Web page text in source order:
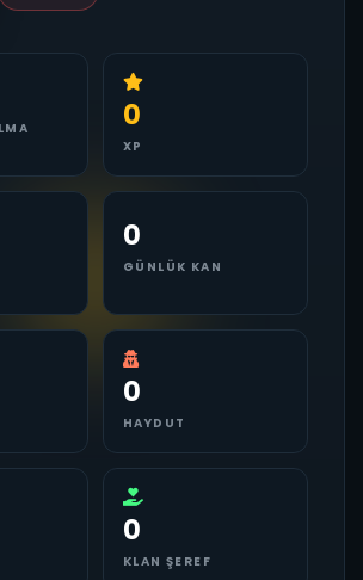
0
XP
0
GÜNLÜK KAN
0
HAYDUT
0
KLAN ŞEREF